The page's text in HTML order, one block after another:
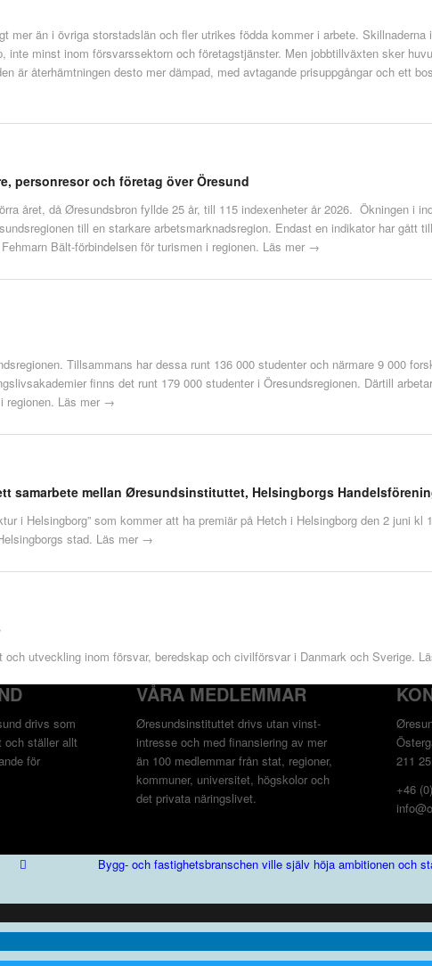
mer än i övriga storstadslän och fler utrikes födda kommer i arbete.
minst inom försvarssektorn och företagstjänster. Men jobbtillväxten sker
är återhämtningen desto mer dämpad, med avtagande prisuppgångar och ett
personresor och företag över Öresund
året, då Øresundsbron fyllde 25 år, till 115 indexenheter år 2026. Ökningen i
till en starkare arbetsmarknadsregion. Endast en indikator har gått
Bält-förbindelsen för turismen i regionen. Läs mer →
Tillsammans har dessa runt 136 000 studenter och närmare 9 000
finns det runt 179 000 studenter i Öresundsregionen. Därtill
regionen. Läs mer →
samarbete mellan Øresundsinstituttet, Helsingborgs
i Helsingborg” som kommer att ha premiär på Hetch i Helsingborg den 2 juni kl
stad. Läs mer →
utveckling inom försvar, beredskap och civilförsvar i Danmark och Sverige.
drivs som
och ställer allt
för
VÅRA MEDLEMMAR
Øresundsinstituttet drivs utan vinst­
intresse och med finansiering av mer
än 100 medlemmar från stat, regioner,
kommuner, universitet, högskolor och
det privata näringslivet.
211
+46
Bygg- och fastighetsbranschen ville själv höja ambitionen och